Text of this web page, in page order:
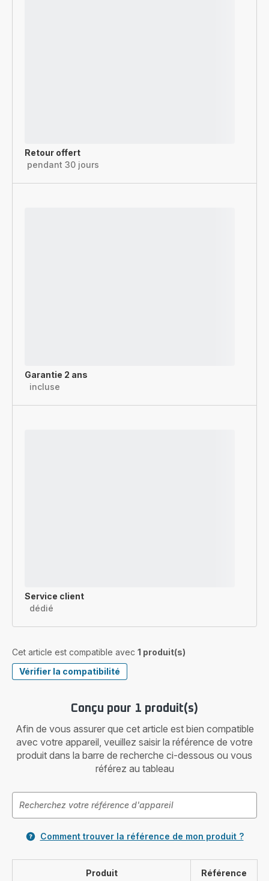
Retour offert
pendant 30 jours
Garantie 2 ans
incluse
Service client
dédié
Cet article est compatible avec 1 produit(s)
Vérifier la compatibilité
Conçu pour 1 produit(s)
Afin de vous assurer que cet article est bien compatible
avec votre appareil, veuillez saisir la référence de votre
produit dans la barre de recherche ci-dessous ou vous
référez au tableau
Comment trouver la référence de mon produit ?
Produit Référence